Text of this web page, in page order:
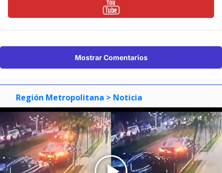
Mostrar Comentarios
Región Metropolitana > Noticia